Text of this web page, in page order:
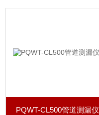
PQWT-CL500管道测漏仪